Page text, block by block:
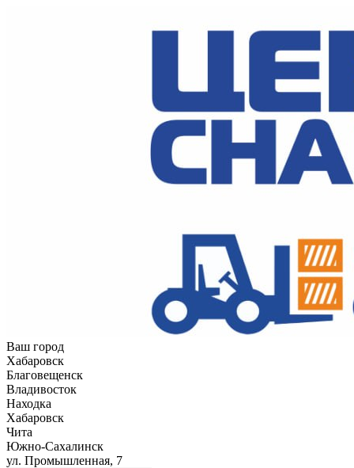
Ваш город
Хабаровск
Благовещенск
Владивосток
Находка
Хабаровск
Чита
Южно-Сахалинск
ул. Промышленная, 7